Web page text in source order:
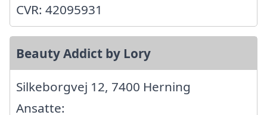
CVR: 42095931
Beauty Addict by Lory
Silkeborgvej 12, 7400 Herning
Ansatte: